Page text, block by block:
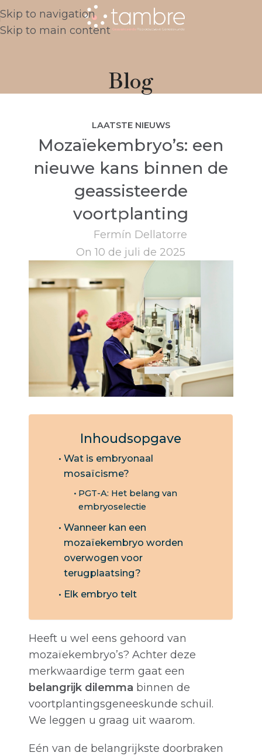
Skip to navigation
Skip to main content
Blog
LAATSTE NIEUWS
Mozaïekembryo’s: een
nieuwe kans binnen de
geassisteerde
voortplanting
Fermín Dellatorre
On 10 de juli de 2025
Inhoudsopgave
Wat is embryonaal
mosaïcisme?
PGT-A: Het belang van
embryoselectie
Wanneer kan een
mozaïekembryo worden
overwogen voor
terugplaatsing?
Elk embryo telt
Heeft u wel eens gehoord van
mozaïekembryo’s? Achter deze
merkwaardige term gaat een
belangrijk dilemma binnen de
voortplantingsgeneeskunde schuil.
We leggen u graag uit waarom.
Eén van de belangrijkste doorbraken